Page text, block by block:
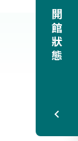
開館狀態